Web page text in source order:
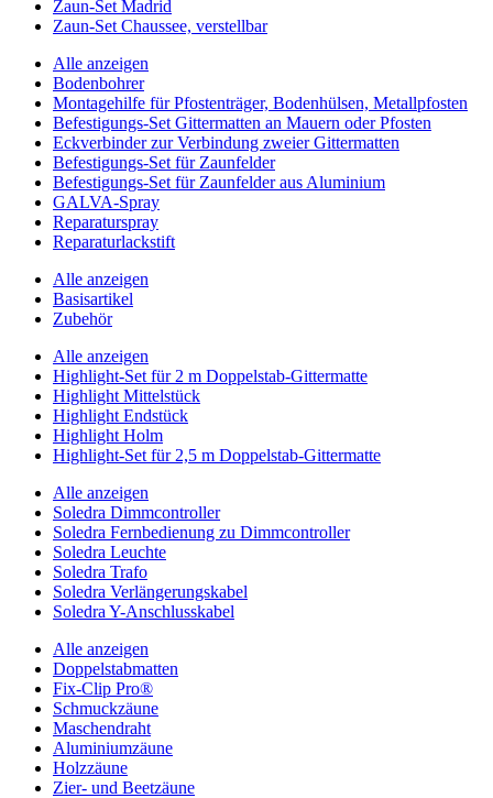
Zaun-Set Madrid
Zaun-Set Chaussee, verstellbar
Alle anzeigen
Bodenbohrer
Montagehilfe für Pfostenträger, Bodenhülsen, Metallpfosten
Befestigungs-Set Gittermatten an Mauern oder Pfosten
Eckverbinder zur Verbindung zweier Gittermatten
Befestigungs-Set für Zaunfelder
Befestigungs-Set für Zaunfelder aus Aluminium
GALVA-Spray
Reparaturspray
Reparaturlackstift
Alle anzeigen
Basisartikel
Zubehör
Alle anzeigen
Highlight-Set für 2 m Doppelstab-Gittermatte
Highlight Mittelstück
Highlight Endstück
Highlight Holm
Highlight-Set für 2,5 m Doppelstab-Gittermatte
Alle anzeigen
Soledra Dimmcontroller
Soledra Fernbedienung zu Dimmcontroller
Soledra Leuchte
Soledra Trafo
Soledra Verlängerungskabel
Soledra Y-Anschlusskabel
Alle anzeigen
Doppelstabmatten
Fix-Clip Pro®
Schmuckzäune
Maschendraht
Aluminiumzäune
Holzzäune
Zier- und Beetzäune